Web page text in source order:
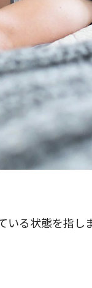
る状態を指し